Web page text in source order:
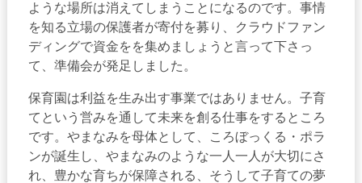
ような場所は消えてしまうことになるのです。事情
を知る立場の保護者が寄付を募り、クラウドファン
ディングで資金をを集めましょうと言って下さっ
て、準備会が発足しました。
保育園は利益を生み出す事業ではありません。子育
てという営みを通して未来を創る仕事をするところ
です。やまなみを母体として、ころぼっくる・ポラ
ンが誕生し、やまなみのような一人一人が大切にさ
れ、豊かな育ちが保障される、そうして子育ての夢